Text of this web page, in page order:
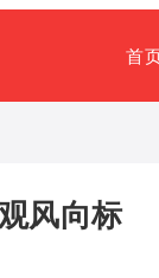
首
风向标